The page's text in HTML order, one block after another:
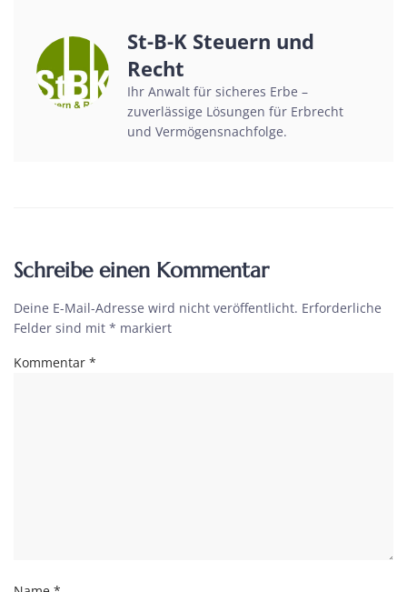
St-B-K Steuern und
Recht
Ihr Anwalt für sicheres Erbe –
zuverlässige Lösungen für Erbrecht
und Vermögensnachfolge.
Schreibe einen Kommentar
Deine E-Mail-Adresse wird nicht veröffentlicht. Erforderliche
Felder sind mit * markiert
Kommentar *